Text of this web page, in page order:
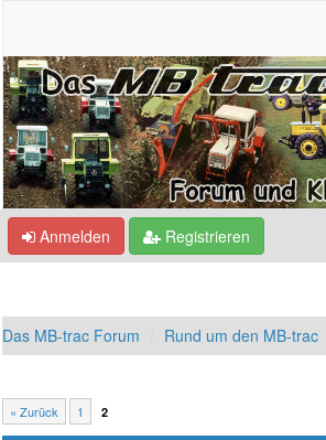
Anmelden Registrieren
Das MB-trac Forum Rund um den MB-trac
« Zurück 1 2